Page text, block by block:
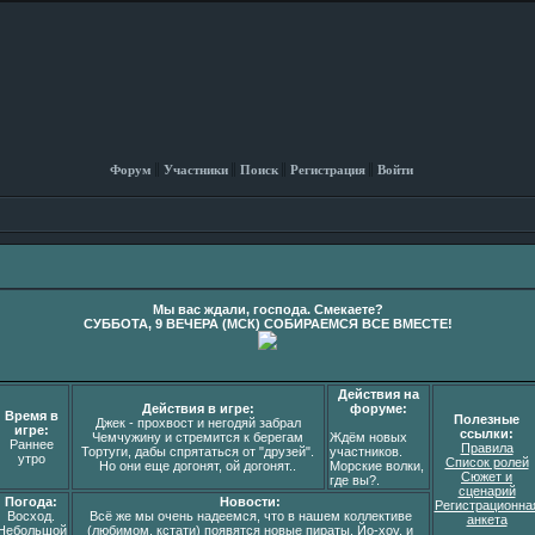
Форум Участники Поиск Регистрация Войти
Мы вас ждали, господа. Смекаете?
СУББОТА, 9 ВЕЧЕРА (МСК) СОБИРАЕМСЯ ВСЕ ВМЕСТЕ!
Время в
игре:
Раннее
утро
Действия в игре:
Джек - прохвост и негодяй забрал
Чемчужину и стремится к берегам
Тортуги, дабы спрятаться от "друзей".
Но они еще догонят, ой догонят..
Действия на
форуме:
Ждём новых
участников.
Морские волки,
где вы?.
Полезные
ссылки:
Правила
Список ролей
Сюжет и
сценарий
анкета
Погода:
Восход.
Новости:
Всё же мы очень надеемся, что в нашем коллективе
(любимом, кстати) появятся новые пираты. Йо-хоу, и